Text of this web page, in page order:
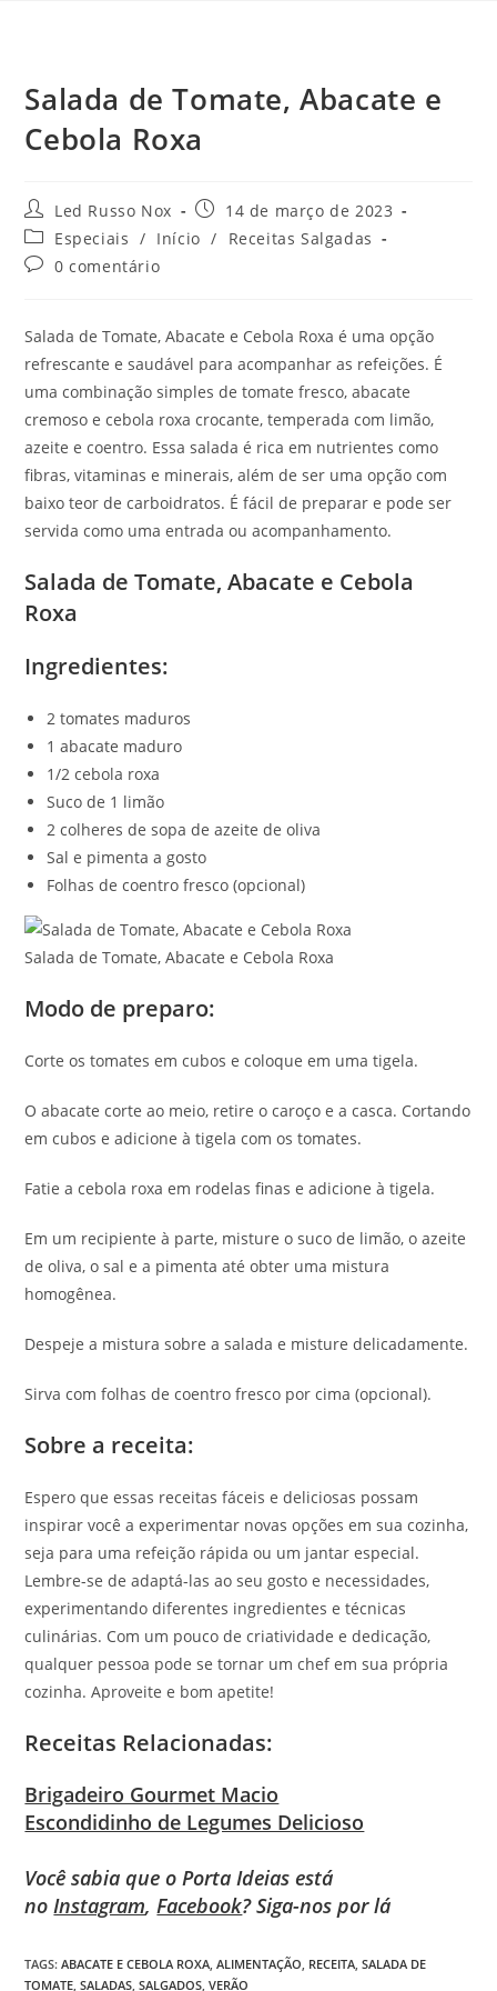
Salada de Tomate, Abacate e
Cebola Roxa
Led Russo Nox
14 de março de 2023
Especiais / Início /
Receitas Salgadas
0 comentário
Salada de Tomate, Abacate e Cebola Roxa é uma opção
refrescante e saudável para acompanhar as refeições. É
uma combinação simples de tomate fresco, abacate
cremoso e cebola roxa crocante, temperada com limão,
azeite e coentro. Essa salada é rica em nutrientes como
fibras, vitaminas e minerais, além de ser uma opção com
baixo teor de carboidratos. É fácil de preparar e pode ser
servida como uma entrada ou acompanhamento.
Salada de Tomate, Abacate e Cebola
Roxa
Ingredientes:
2 tomates maduros
1 abacate maduro
1/2 cebola roxa
Suco de 1 limão
2 colheres de sopa de azeite de oliva
Sal e pimenta a gosto
Folhas de coentro fresco (opcional)
Salada de Tomate, Abacate e Cebola Roxa
Modo de preparo:
Corte os tomates em cubos e coloque em uma tigela.
O abacate corte ao meio, retire o caroço e a casca. Cortando
em cubos e adicione à tigela com os tomates.
Fatie a cebola roxa em rodelas finas e adicione à tigela.
Em um recipiente à parte, misture o suco de limão, o azeite
de oliva, o sal e a pimenta até obter uma mistura
homogênea.
Despeje a mistura sobre a salada e misture delicadamente.
Sirva com folhas de coentro fresco por cima (opcional).
Sobre a receita:
Espero que essas receitas fáceis e deliciosas possam
inspirar você a experimentar novas opções em sua cozinha,
seja para uma refeição rápida ou um jantar especial.
Lembre-se de adaptá-las ao seu gosto e necessidades,
experimentando diferentes ingredientes e técnicas
culinárias. Com um pouco de criatividade e dedicação,
qualquer pessoa pode se tornar um chef em sua própria
cozinha. Aproveite e bom apetite!
Receitas Relacionadas:
Brigadeiro Gourmet Macio
Escondidinho de Legumes Delicioso
Você sabia que o Porta Ideias está
noInstagram,Facebook? Siga-nos por lá
TAGS:ABACATE E CEBOLA ROXA, ALIMENTAÇÃO, RECEITA, SALADA DE
TOMATE, SALADAS, SALGADOS, VERÃO